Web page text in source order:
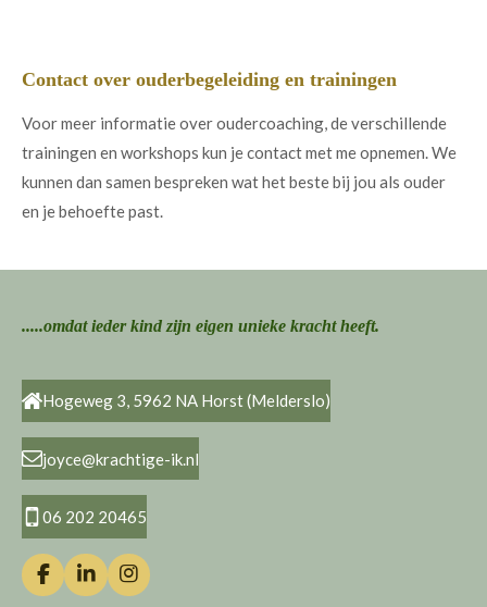
Contact over ouderbegeleiding en trainingen
Voor meer informatie over oudercoaching, de verschillende
trainingen en workshops kun je contact met me opnemen. We
kunnen dan samen bespreken wat het beste bij jou als ouder
en je behoefte past.
.....omdat ieder kind zijn eigen unieke kracht heeft.
Hogeweg 3, 5962 NA Horst (Melderslo)
joyce@krachtige-ik.nl
06 202 20465
F
a
L
i
I
n